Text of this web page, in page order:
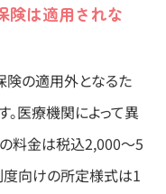
険は適用されな
の適用外となるた
。医療機関によって異
料金は税込2,000〜5
向けの所定様式は1